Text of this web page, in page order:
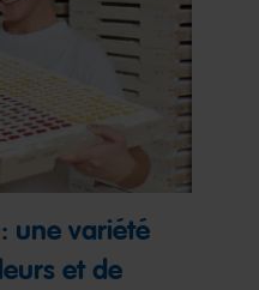
une variété
et de